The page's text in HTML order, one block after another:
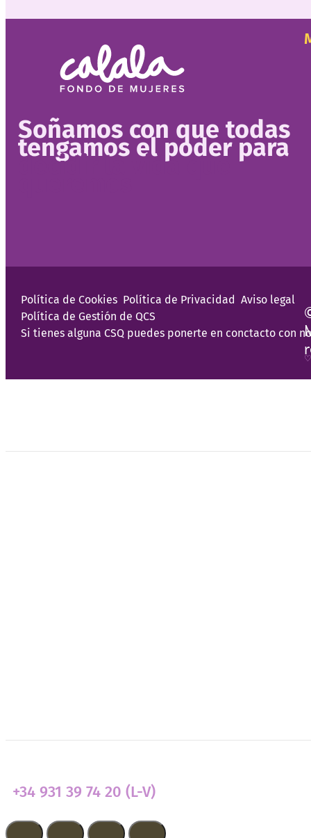
Soñamos con que todas
tengamos el poder para
decidir la vida que
♡
Política de Cookies Política de Privacidad Aviso legal
Política de Gestión de QCS
Si tienes alguna CSQ puedes ponerte en conctacto con
+34 931 39 74 20 (L-V)